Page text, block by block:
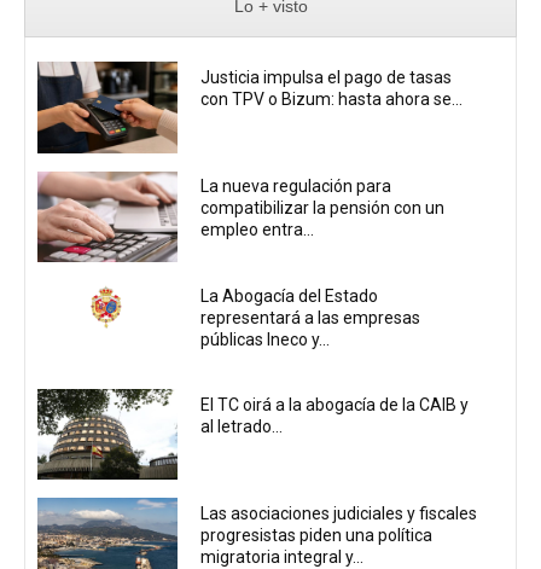
Lo + visto
Justicia impulsa el pago de tasas
con TPV o Bizum: hasta ahora se...
La nueva regulación para
compatibilizar la pensión con un
empleo entra...
La Abogacía del Estado
representará a las empresas
públicas Ineco y...
El TC oirá a la abogacía de la CAIB y
al letrado...
Las asociaciones judiciales y fiscales
progresistas piden una política
migratoria integral y...